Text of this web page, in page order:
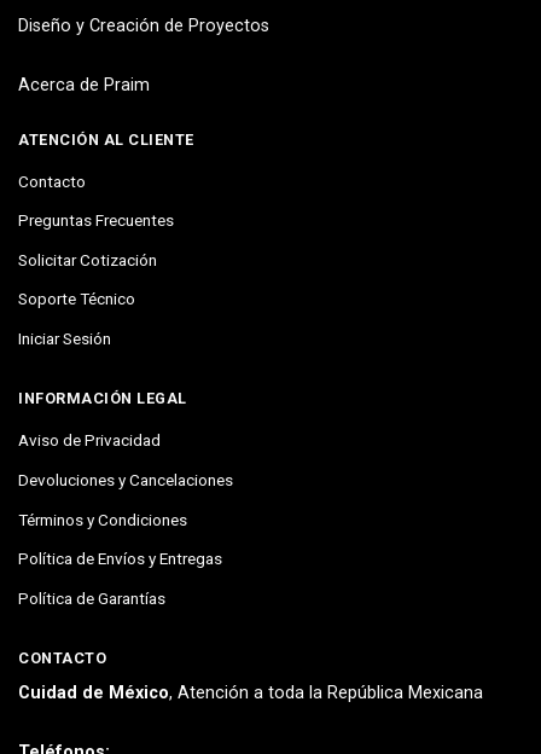
Diseño y Creación de Proyectos
Acerca de Praim
ATENCIÓN AL CLIENTE
Contacto
Preguntas Frecuentes
Solicitar Cotización
Soporte Técnico
Iniciar Sesión
INFORMACIÓN LEGAL
Aviso de Privacidad
Devoluciones y Cancelaciones
Términos y Condiciones
Política de Envíos y Entregas
Política de Garantías
CONTACTO
Cuidad de México, Atención a toda la República Mexicana